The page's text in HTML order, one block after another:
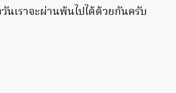
นเราจะผ่านพ้นไปได้ด้วยกันครับ